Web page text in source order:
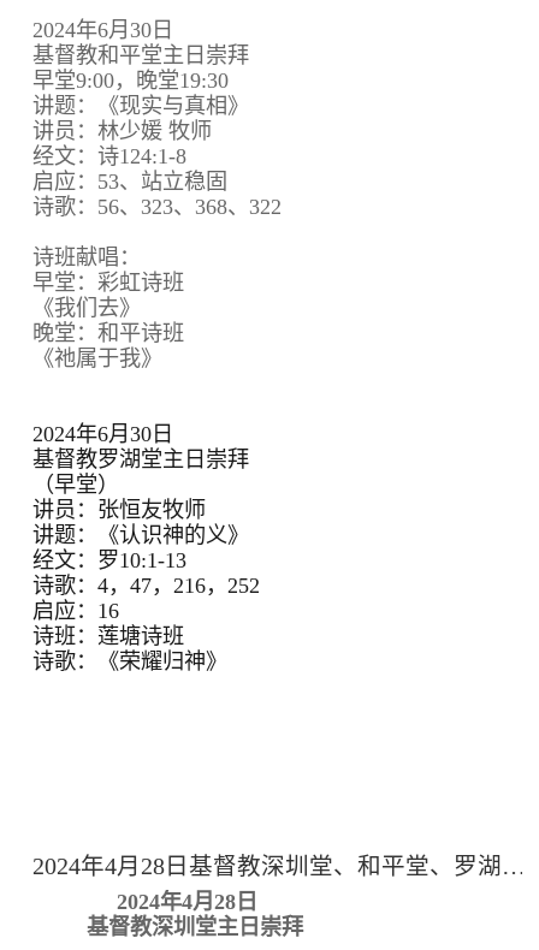
2024年6月30日
基督教和平堂主日崇拜
早堂9:00，晚堂19:30
讲题：《现实与真相》
讲员：林少媛 牧师
经文：诗124:1-8
启应：53、站立稳固
诗歌：56、323、368、322
诗班献唱：
早堂：彩虹诗班
《我们去》
晚堂：和平诗班
《祂属于我》
2024年6月30日
基督教罗湖堂主日崇拜
（早堂）
讲员：张恒友牧师
讲题：《认识神的义》
经文：罗10:1-13
诗歌：4，47，216，252
启应：16
诗班：莲塘诗班
诗歌：《荣耀归神》
2024年4月28日基督教深圳堂、和平堂、罗湖堂主日崇拜
2024年4月28日
基督教深圳堂主日崇拜